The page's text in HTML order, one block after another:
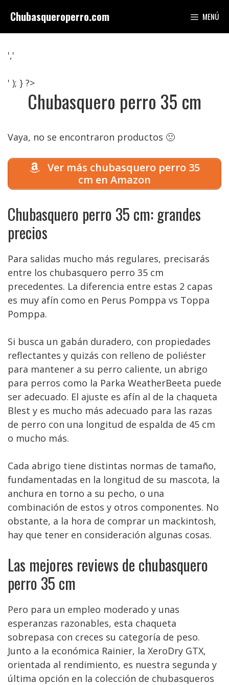
contenido
Chubasqueroperro.com MENÚ
','
' ); } ?>
Chubasquero perro 35 cm
Vaya, no se encontraron productos 🙁
Ver más chubasquero perro 35
cm en Amazon
Chubasquero perro 35 cm: grandes
precios
Para salidas mucho más regulares, precisarás
entre los chubasquero perro 35 cm
precedentes. La diferencia entre estas 2 capas
es muy afín como en Perus Pomppa vs Toppa
Pomppa.
Si busca un gabán duradero, con propiedades
reflectantes y quizás con relleno de poliéster
para mantener a su perro caliente, un abrigo
para perros como la Parka WeatherBeeta puede
ser adecuado. El ajuste es afín al de la chaqueta
Blest y es mucho más adecuado para las razas
de perro con una longitud de espalda de 45 cm
o mucho más.
Cada abrigo tiene distintas normas de tamaño,
fundamentadas en la longitud de su mascota, la
anchura en torno a su pecho, o una
combinación de estos y otros componentes. No
obstante, a la hora de comprar un mackintosh,
hay que tener en consideración algunas cosas.
Las mejores reviews de chubasquero
perro 35 cm
Pero para un empleo moderado y unas
esperanzas razonables, esta chaqueta
sobrepasa con creces su categoría de peso.
Junto a la económica Rainier, la XeroDry GTX,
orientada al rendimiento, es nuestra segunda y
última opción en la colección de chubasqueros